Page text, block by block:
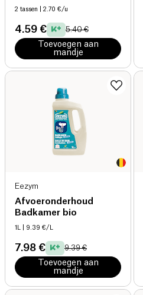
bio
2 tassen | 2.70 €/u
4.59 € 5.40 €
Toevoegen aan
mandje
Eezym
Afvoeronderhoud
Badkamer bio
1L | 9.39 €/L
7.98 € 9.39 €
Toevoegen aan
mandje